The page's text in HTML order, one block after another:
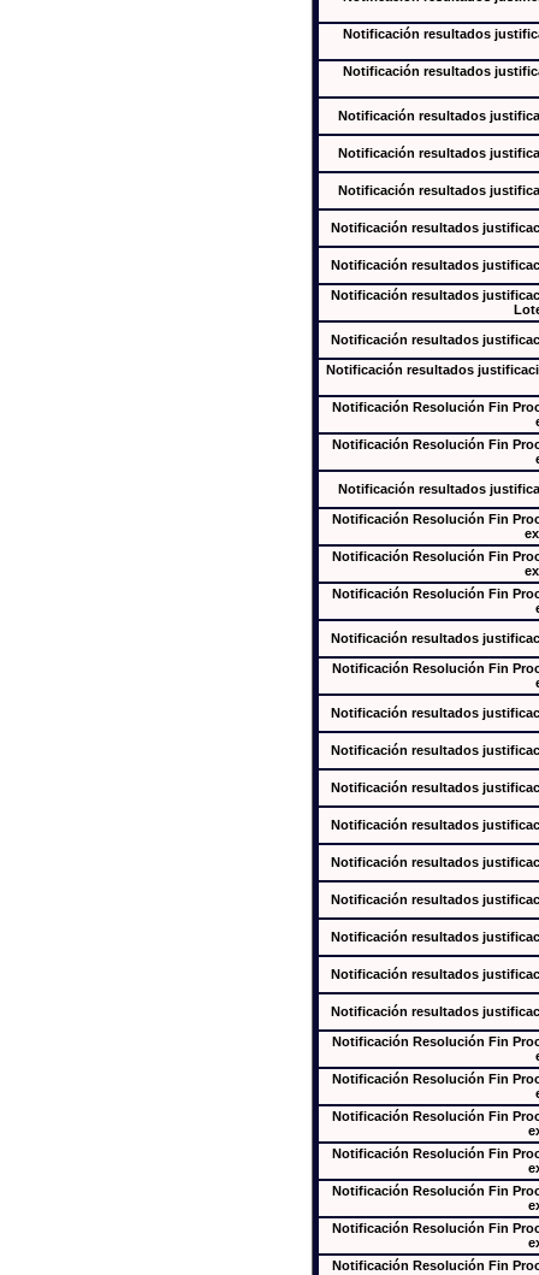
Notificación resultados
Notificación resultados
Notificación resultados
Notificación resultados
Notificación resultados
Notificación resultados
Notificación resultados
Notificación resultados
Notificación resultados
Notificación resultados
Notificación Resolución Fin
Notificación Resolución Fin
Notificación resultados
Notificación Resolución Fin
Notificación Resolución Fin
Notificación Resolución Fin
Notificación resultados
Notificación Resolución Fin
Notificación resultados
Notificación resultados
Notificación resultados
Notificación resultados
Notificación resultados
Notificación resultados
Notificación resultados
Notificación resultados
Notificación resultados
Notificación Resolución Fin
Notificación Resolución Fin
Notificación Resolución Fin
Notificación Resolución Fin
Notificación Resolución Fin
Notificación Resolución Fin
Notificación Resolución Fin